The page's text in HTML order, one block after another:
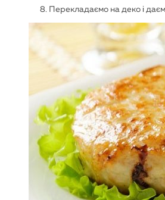
Перекладаємо на деко і